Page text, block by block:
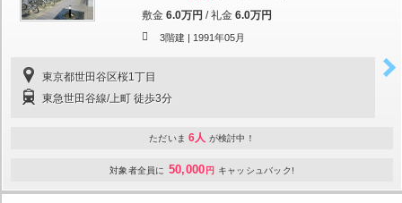
敷金 6.0万円 /礼金 6.0万円
3階建 | 1991年05月
東京都世田谷区桜1丁目
東急世田谷線/上町 徒歩3分
ただいま 6人 が検討中！
対象者全員に 50,000 円 キャッシュバック!